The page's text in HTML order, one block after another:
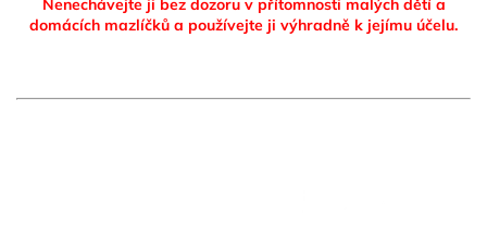
Nenechávejte ji bez dozoru v přítomnosti malých dětí a
domácích mazlíčků a používejte ji výhradně k jejímu účelu.